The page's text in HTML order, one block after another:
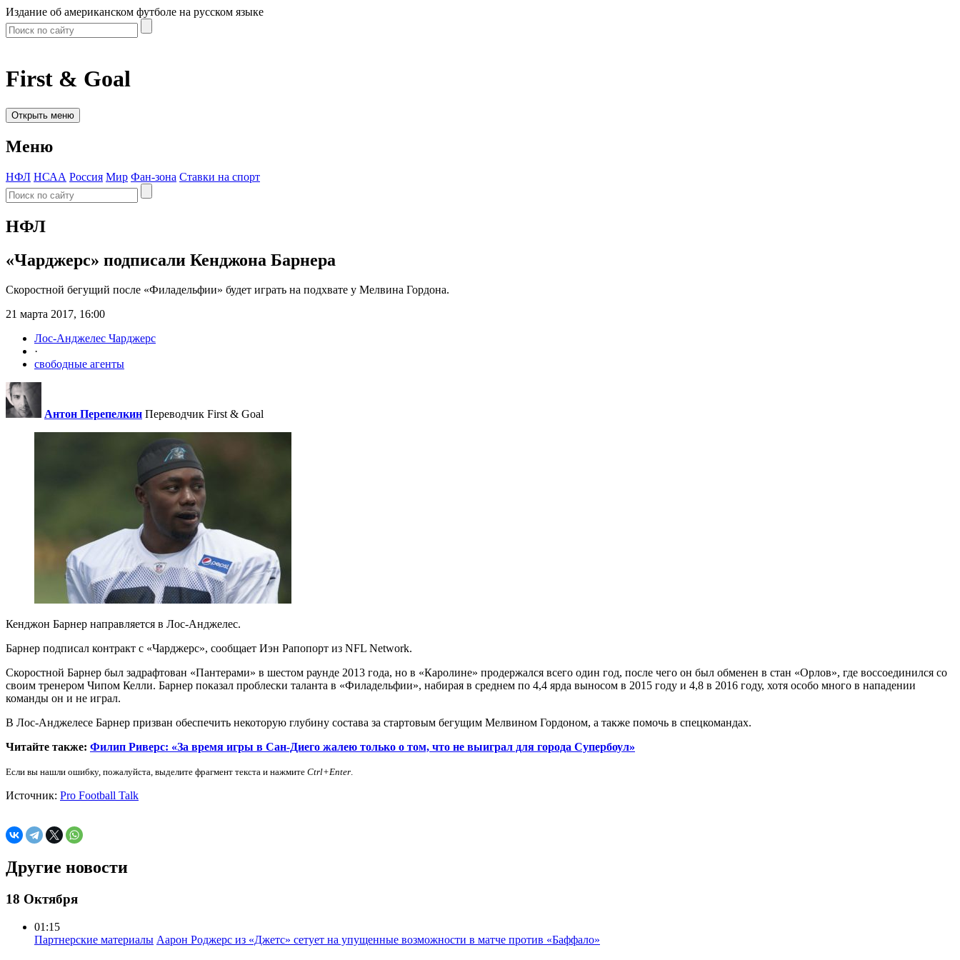
Издание об американском футболе на русском языке
First & Goal
Открыть меню
Меню
НФЛ НСАА Россия Мир Фан-зона Ставки на спорт
НФЛ
«Чарджерс» подписали Кенджона Барнера
Скоростной бегущий после «Филадельфии» будет играть на подхвате у Мелвина Гордона.
21 марта 2017, 16:00
Лос-Анджелес Чарджерс
·
свободные агенты
Антон Перепелкин Переводчик First & Goal
Кенджон Барнер направляется в Лос-Анджелес.
Барнер подписал контракт с «Чарджерс», сообщает Иэн Рапопорт из NFL Network.
Скоростной Барнер был задрафтован «Пантерами» в шестом раунде 2013 года, но в «Каролине» продержался всего один год, после чего он был обменен в стан «Орлов», где воссоединился со
своим тренером Чипом Келли. Барнер показал проблески таланта в «Филадельфии», набирая в среднем по 4,4 ярда выносом в 2015 году и 4,8 в 2016 году, хотя особо много в нападении
команды он и не играл.
В Лос-Анджелесе Барнер призван обеспечить некоторую глубину состава за стартовым бегущим Мелвином Гордоном, а также помочь в спецкомандах.
Читайте также: Филип Риверс: «За время игры в Сан-Диего жалею только о том, что не выиграл для города Супербоул»
Если вы нашли ошибку, пожалуйста, выделите фрагмент текста и нажмите Ctrl+Enter.
Источник: Pro Football Talk
Другие новости
18 Октября
01:15
Партнерские материалы Аарон Роджерс из «Джетс» сетует на упущенные возможности в матче против «Баффало»